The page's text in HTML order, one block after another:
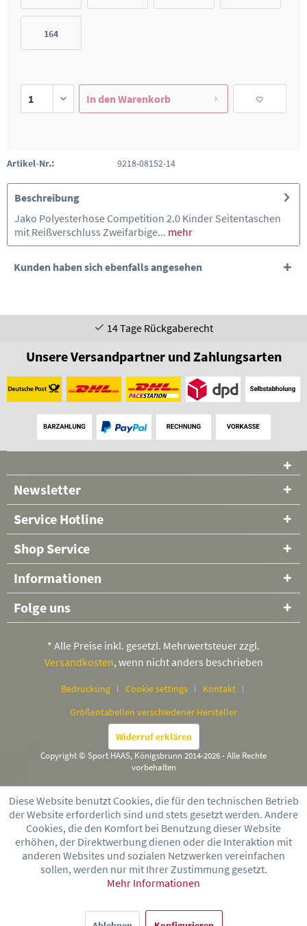
164
In den Warenkorb
Artikel-Nr.: 9218-08152-14
Beschreibung
Jako Polyesterhose Competition 2.0 Kinder Seitentaschen
mit Reißverschluss Zweifarbige... mehr
Kunden haben sich ebenfalls angesehen
14 Tage Rückgaberecht
Unsere Versandpartner und Zahlungsarten
Newsletter
Service Hotline
Shop Service
Informationen
Folge uns
* Alle Preise inkl. gesetzl. Mehrwertsteuer zzgl.
Versandkosten, wenn nicht anders beschrieben
Bedruckung Cookie settings
Kontakt
Größentabellen verschiedener Hersteller
Widerruf erklären
Copyright © Sport HAAS, Königsbrunn 2014-2026 - Alle Rechte
vorbehalten
Diese Website benutzt Cookies, die für den technischen Betrieb
der Website erforderlich sind und stets gesetzt werden. Andere
Cookies, die den Komfort bei Benutzung dieser Website
erhöhen, der Direktwerbung dienen oder die Interaktion mit
anderen Websites und sozialen Netzwerken vereinfachen
sollen, werden nur mit Ihrer Zustimmung gesetzt.
Mehr Informationen